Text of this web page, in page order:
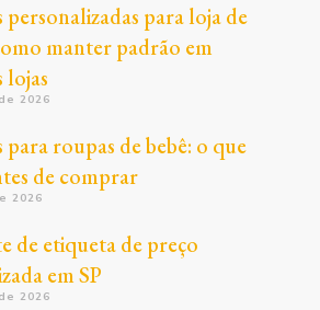
personalizadas para loja de
manter padrão em
2026
para roupas de bebê: o que
de comprar
2026
de etiqueta de preço
em SP
2026